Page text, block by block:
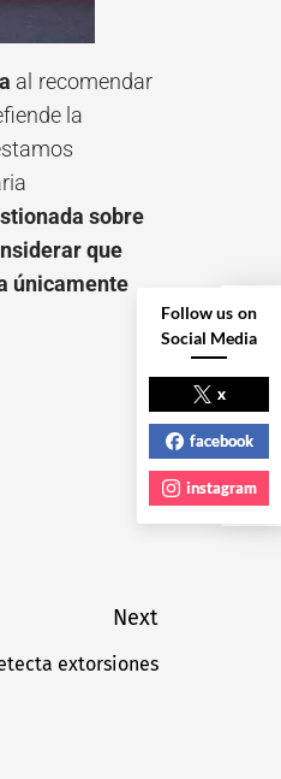
al recomendar
la
sobre
que
únicamente
Next
Next
extorsiones
NEXT POST
Follow us on
Social Media
x
facebook
instagram